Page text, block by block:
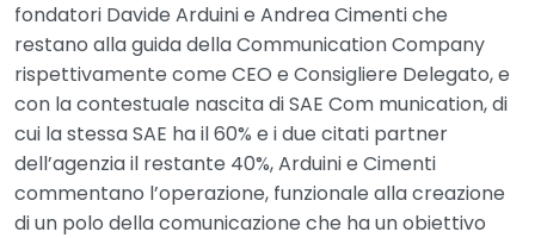
fondatori Davide Arduini e Andrea Cimenti che
restano alla guida della Communication Company
rispettivamente come CEO e Consigliere Delegato, e
con la contestuale nascita di SAE Com munication, di
cui la stessa SAE ha il 60% e i due citati partner
dell’agenzia il restante 40%, Arduini e Cimenti
commentano l’operazione, funzionale alla creazione
di un polo della comunicazione che ha un obiettivo